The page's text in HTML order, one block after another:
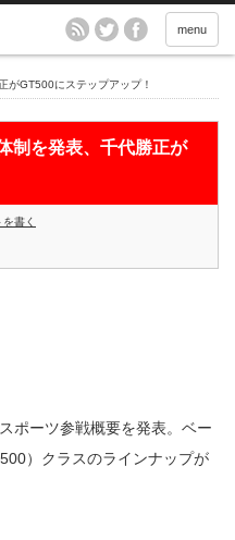
menu
がGT500にステップアップ！
制を発表、千代勝正が
書く
ポーツ参戦概要を発表。ベー
）クラスのラインナップが